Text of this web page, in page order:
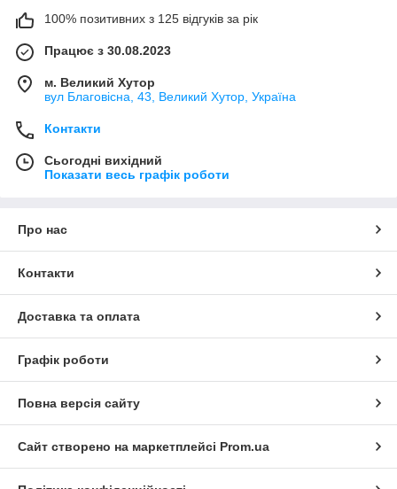
100% позитивних з 125 відгуків за рік
Працює з 30.08.2023
м. Великий Хутор
вул Благовісна, 43, Великий Хутор, Україна
Контакти
Сьогодні вихідний
Показати весь графік роботи
Про нас
Контакти
Доставка та оплата
Графік роботи
Повна версія сайту
Сайт створено на маркетплейсі Prom.ua